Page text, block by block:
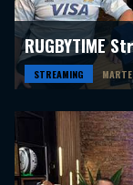
RUGBYTIME
STREAMING